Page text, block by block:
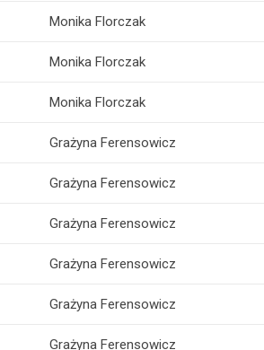
Monika Florczak
Monika Florczak
Monika Florczak
Grażyna Ferensowicz
Grażyna Ferensowicz
Grażyna Ferensowicz
Grażyna Ferensowicz
Grażyna Ferensowicz
Grażyna Ferensowicz